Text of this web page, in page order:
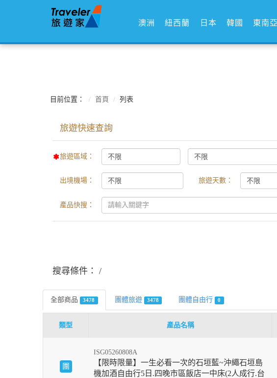
澳洲 紐西蘭 日本 韓國 東南亞
目前位置： 首頁 列表
旅遊區域：
出境機場： 旅遊天數：
產品快搜：
搜尋條件：
全部商品 3478 團體旅遊 3478 團體自由行 0
類型 產品名稱
團
ISG05260808A
【限時限量】一生必看一次的石垣藍~沖繩石垣島
機加酒自由行5日.四晚市區飯店一中床(2人成行.台